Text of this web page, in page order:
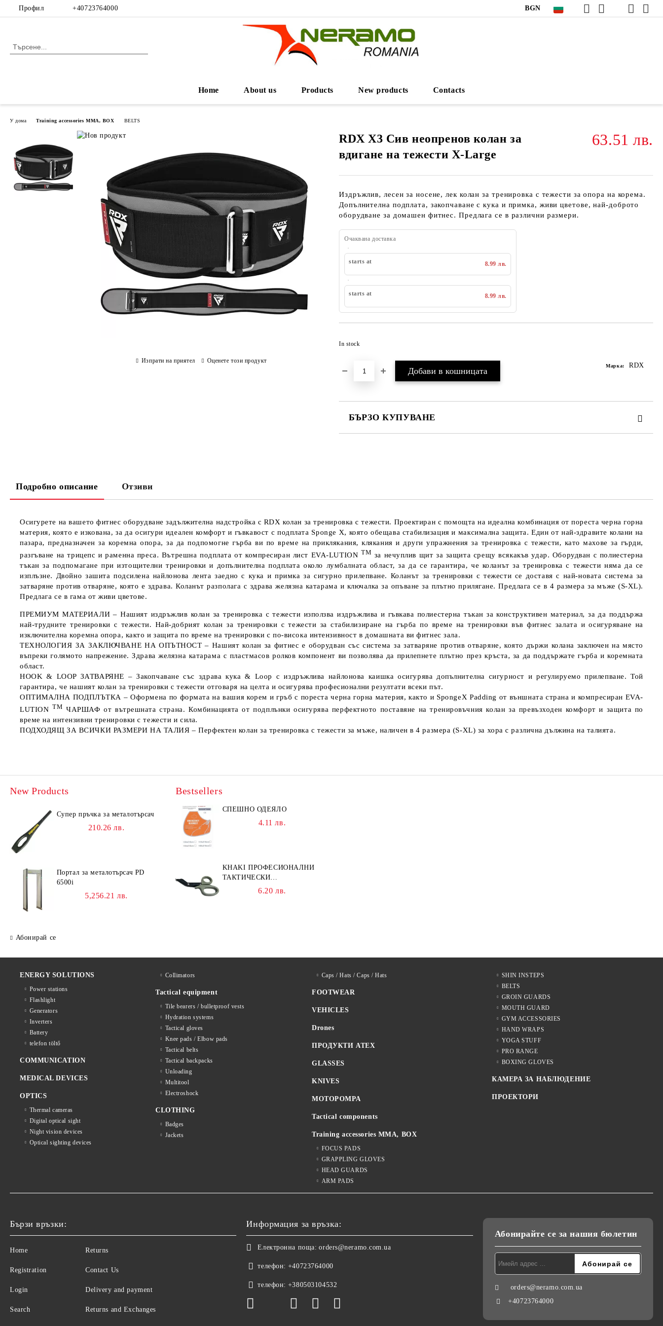
Профил +40723764000 BGN
Home About us Products New products Contacts
У дома Training accessories MMA, BOX BELTS
RDX X3 Сив неопренов колан за
вдигане на тежести X-Large
63.51 лв.
Издръжлив, лесен за носене, лек колан за тренировка с тежести за опора на корема.
Допълнителна подплата, закопчаване с кука и примка, живи цветове, най-доброто
оборудване за домашен фитнес. Предлага се в различни размери.
Очаквана доставка
starts at 8.99 лв.
starts at 8.99 лв.
In stock
Марка: RDX
БЪРЗО КУПУВАНЕ
Изпрати на приятел Оценете този продукт
Подробно описание Отзиви
Осигурете на вашето фитнес оборудване задължителна надстройка с RDX колан за тренировка с тежести. Проектиран с помощта на идеална комбинация от пореста черна горна
материя, която е изкована, за да осигури идеален комфорт и гъвкавост с подплата Sponge X, която обещава стабилизация и максимална защита. Един от най-здравите колани на
пазара, предназначен за коремна опора, за да подпомогне гърба ви по време на приклякания, клякания и други упражнения за тренировка с тежести, като махове за гърди,
разгъване на трицепс и раменна преса. Вътрешна подплата от компресиран лист EVA-LUTION TM за нечуплив щит за защита срещу всякакъв удар. Оборудван с полиестерна
тъкан за подпомагане при изтощителни тренировки и допълнителна подплата около лумбалната област, за да се гарантира, че коланът за тренировка с тежести няма да се
изплъзне. Двойно зашита подсилена найлонова лента заедно с кука и примка за сигурно прилепване. Коланът за тренировки с тежести се доставя с най-новата система за
затваряне против отваряне, която е здрава. Коланът разполага с здрава желязна катарама и ключалка за опъване за плътно прилягане. Предлага се в 4 размера за мъже (S-XL).
Предлага се в гама от живи цветове.
ПРЕМИУМ МАТЕРИАЛИ – Нашият издръжлив колан за тренировка с тежести използва издръжлива и гъвкава полиестерна тъкан за конструктивен материал, за да поддържа
най-трудните тренировки с тежести. Най-добрият колан за тренировки с тежести за стабилизиране на гърба по време на тренировки във фитнес залата и осигуряване на
изключителна коремна опора, както и защита по време на тренировки с по-висока интензивност в домашната ви фитнес зала.
ТЕХНОЛОГИЯ ЗА ЗАКЛЮЧВАНЕ НА ОПЪТНОСТ – Нашият колан за фитнес е оборудван със система за затваряне против отваряне, която държи колана заключен на място
въпреки голямото напрежение. Здрава желязна катарама с пластмасов ролков компонент ви позволява да прилепнете плътно през кръста, за да поддържате гърба и коремната
област.
HOOK & LOOP ЗАТВАРЯНЕ – Закопчаване със здрава кука & Loop с издръжлива найлонова каишка осигурява допълнителна сигурност и регулируемо прилепване. Той
гарантира, че нашият колан за тренировки с тежести отговаря на целта и осигурява професионални резултати всеки път.
ОПТИМАЛНА ПОДПЛЪТКА – Оформена по формата на вашия корем и гръб с пореста черна горна материя, както и SpongeX Padding от външната страна и компресиран EVA-
LUTION TM ЧАРШАФ от вътрешната страна. Комбинацията от подплънки осигурява перфектното поставяне на тренировъчния колан за превъзходен комфорт и защита по
време на интензивни тренировки с тежести и сила.
ПОДХОДЯЩ ЗА ВСИЧКИ РАЗМЕРИ НА ТАЛИЯ – Перфектен колан за тренировка с тежести за мъже, наличен в 4 размера (S-XL) за хора с различна дължина на талията.
New Products
Супер пръчка за металотърсач
210.26 лв.
Портал за металотърсач PD
6500i
5,256.21 лв.
Абонирай се
Bestsellers
СПЕШНО ОДЕЯЛО
4.11 лв.
KHAKI ПРОФЕСИОНАЛНИ
ТАКТИЧЕСКИ
ТРАВМАТИЧНИ НОЖИЦИ
6.20 лв.
ENERGY SOLUTIONS
Power stations
Flashlight
Generators
Inverters
Battery
telefon töltő
COMMUNICATION
MEDICAL DEVICES
OPTICS
Thermal cameras
Digital optical sight
Night vision devices
Optical sighting devices
Collimators
Tactical equipment
Tile bearers / bulletproof vests
Hydration systems
Tactical gloves
Knee pads / Elbow pads
Tactical belts
Tactical backpacks
Unloading
Multitool
Electroshock
CLOTHING
Badges
Jackets
Caps / Hats / Caps / Hats
FOOTWEAR
VEHICLES
Drones
ПРОДУКТИ ATEX
GLASSES
KNIVES
MOTOPOMPA
Tactical components
Training accessories MMA, BOX
FOCUS PADS
GRAPPLING GLOVES
HEAD GUARDS
ARM PADS
SHIN INSTEPS
BELTS
GROIN GUARDS
MOUTH GUARD
GYM ACCESSORIES
HAND WRAPS
YOGA STUFF
PRO RANGE
BOXING GLOVES
КАМЕРА ЗА НАБЛЮДЕНИЕ
ПРОЕКТОРИ
Бързи връзки:
Home
Registration
Login
Search
Returns
Contact Us
Delivery and payment
Returns and Exchanges
Информация за връзка:
Електронна поща: orders@neramo.com.ua
телефон: +40723764000
телефон: +380503104532
Абонирайте се за нашия бюлетин
orders@neramo.com.ua
+40723764000